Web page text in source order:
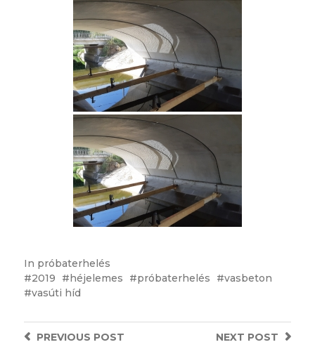
In próbaterhelés
2019
héjelemes próbaterhelés
vasbeton
vasúti híd
NEXT POST
PREVIOUS POST